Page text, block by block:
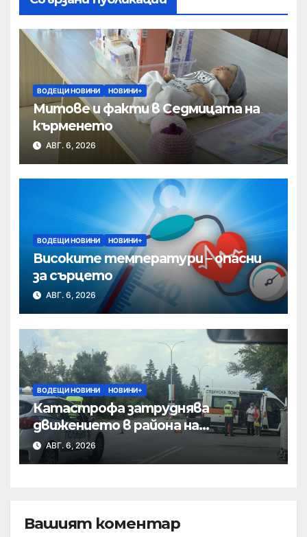
ВОДЕЩИ НОВИНИ НОВИНИ+
Митове и факти в Седмицата на
кърменето
АВГ. 6, 2026
ВОДЕЩИ НОВИНИ НОВИНИ+
Високите температури – опасни
за сърцето
АВГ. 6, 2026
ВОДЕЩИ НОВИНИ НОВИНИ+
Катастрофа затруднява
движението в района на
Хиподрума
АВГ. 6, 2026
Вашият коментар